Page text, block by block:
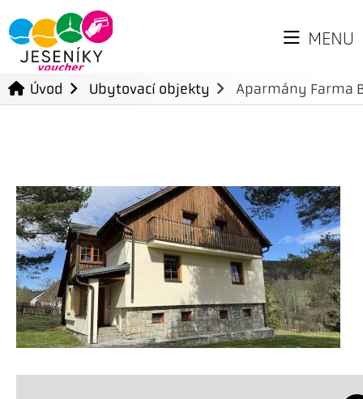
MENU
Úvod Ubytovací objekty Aparmány Farma